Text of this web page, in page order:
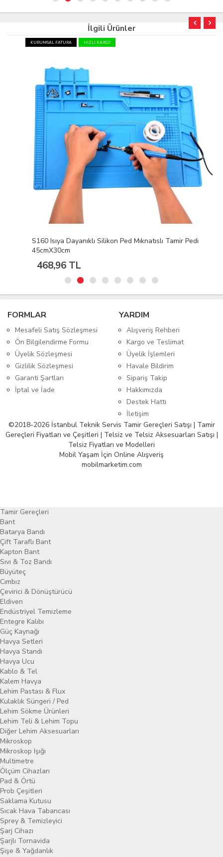
İlgili Ürünler
KURUMSAL FATURA HIZLI KARGO
S160 Isıya Dayanıklı Silikon Ped Mıknatıslı Tamir Pedi
45cmX30cm
468,96 TL
FORMLAR
Mesafeli Satış Sözleşmesi
Ön Bilgilendirme Formu
Üyelik Sözleşmesi
Gizlilik Sözleşmesi
Garanti Şartları
İptal ve İade
YARDIM
Alışveriş Rehberi
Kargo ve Teslimat
Üyelik İşlemleri
Havale Bildirim
Sipariş Takip
Hakkımızda
Destek Hattı
İletişim
©2018-2026 İstanbul Teknik Servis Tamir Gereçleri Satışı | Tamir
Gereçleri Fiyatları ve Çeşitleri | Telsiz ve Telsiz Aksesuarları Satışı |
Telsiz Fiyatları ve Modelleri
Mobil Yaşam İçin Online Alışveriş
mobilmarketim.com
Tamir Gereçleri
Bant
Batarya Bandı
Çift Taraflı Bant
Kapton Bant
Sıvı & Toz Bandı
Büyüteç
Cımbız
Çevirici & Dönüştürücü
Eldiven
Endüstriyel Temizleme
Entegre Kalıbı
Güç Kaynağı
Havya Setleri
Havya Standı
Havya Ucu
Kablo & Tel
Kalem Havya
Lehim Pastası & Flux
Kulaklık Süngeri / Ped
Lehim Sökme Ürünleri
Lehim Teli & Lehim Topu
Diğer Lehim Aksesuarları
Mikroskop
Mikroskop Işığı
Multimetre
Ölçüm Cihazları
Pad & Örtü
Prob Çeşitleri
Saklama Kutusu
Sıcak Hava Tabancası
Sprey & Temizleyici
Şarj Cihazı
Şarjlı Tornavida
Şişe & Yağdanlık